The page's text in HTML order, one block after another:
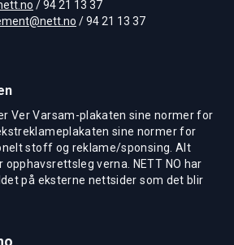
/ 94 21 13 37
/ 94 21 13 37
Ver Varsam-plakaten sine normer for
sine normer for
stoff og reklame/sponsing. Alt
opphavsrettsleg verna. NETT NO har
på eksterne nettsider som det blir